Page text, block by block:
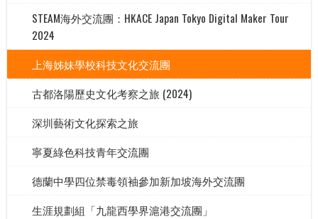
STEAM海外交流團：HKACE Japan Tokyo Digital Maker Tour
2024
上海姊妹學校科技文化交流團
古都洛陽歷史文化考察之旅 (2024)
深圳藝術文化探索之旅
寧夏綠色科技青年交流團
德蘭中學四位禁毒領袖參加新加坡海外交流團
生涯規劃組「九龍西學界滬港交流團」